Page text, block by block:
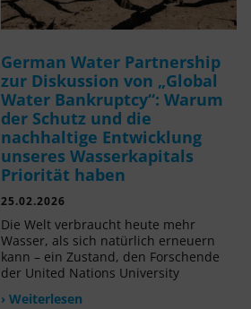
German Water Partnership
zur Diskussion von „Global
Water Bankruptcy“: Warum
der Schutz und die
nachhaltige Entwicklung
unseres Wasserkapitals
Priorität haben
25.02.2026
Die Welt verbraucht heute mehr
Wasser, als sich natürlich erneuern
kann – ein Zustand, den Forschende
der United Nations University
› Weiterlesen